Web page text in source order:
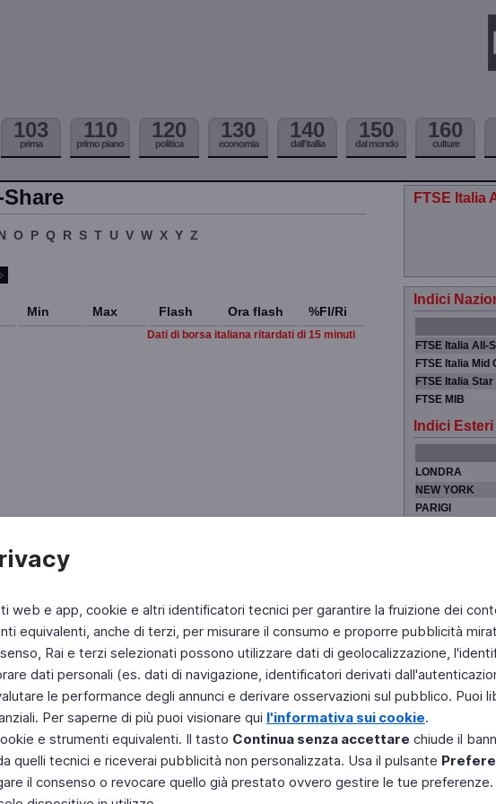
web e app, cookie e altri identificatori tecnici per garantire la fruizione dei
equivalenti, anche di terzi, per misurare il consumo e proporre pubblicità
Rai e terzi selezionati possono utilizzare dati di geolocalizzazione,
dati personali (es. dati di navigazione, identificatori derivati
le performance degli annunci e derivare osservazioni sul pubblico. Puoi
Per saperne di più puoi visionare qui l'informativa sui cookie.
e strumenti equivalenti. Il tasto Continua senza accettare chiude il
quelli tecnici e riceverai pubblicità non personalizzata. Usa il pulsante
il consenso o revocare quello già prestato ovvero gestire le tue preferenze.
103
prima
110
primo piano
120
politica
130
economia
140
dall'itallia
150
dal mondo
160
culture
O P Q R S T U V W X Y Z
Min Max Flash Ora flash %Fl/Ri
Dati di borsa italiana ritardati di 15 minuti
FTSE Italia
Indici
FTSE Italia All-
FTSE Italia Mid
FTSE Italia Star
FTSE MIB
Indici Esteri
LONDRA
NEW YORK
PARIGI
Fai di Televideo la tua Home Page Chi Siamo
Copyright © 2011 Rai - Tutti i diritti riservati
Engineered by RAI - Reti e Piattaforme